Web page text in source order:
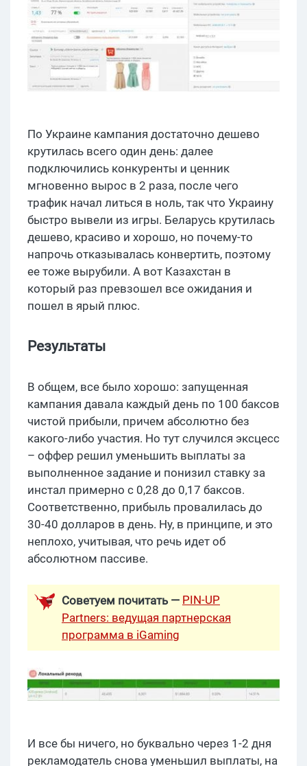
По Украине кампания достаточно дешево
крутилась всего один день: далее
подключились конкуренты и ценник
мгновенно вырос в 2 раза, после чего
трафик начал литься в ноль, так что Украину
быстро вывели из игры. Беларусь крутилась
дешево, красиво и хорошо, но почему-то
напрочь отказывалась конвертить, поэтому
ее тоже вырубили. А вот Казахстан в
который раз превзошел все ожидания и
пошел в ярый плюс.
Результаты
В общем, все было хорошо: запущенная
кампания давала каждый день по 100 баксов
чистой прибыли, причем абсолютно без
какого-либо участия. Но тут случился эксцесс
– оффер решил уменьшить выплаты за
выполненное задание и понизил ставку за
инстал примерно с 0,28 до 0,17 баксов.
Соответственно, прибыль провалилась до
30-40 долларов в день. Ну, в принципе, и это
неплохо, учитывая, что речь идет об
абсолютном пассиве.
Советуем почитать — PIN-UP
Partners: ведущая партнерская
программа в iGaming
И все бы ничего, но буквально через 1-2 дня
рекламодатель снова уменьшил выплаты, на